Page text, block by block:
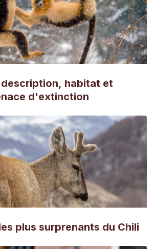
El lenguaje corporal de los gatos. 18 de
de:
el-lenguaje-corporal-de-
cola de tu gato dice sobre él. 3 de julio
de: https://www.hillspet.es/cat-
cat-tail-language
habitat et
d'extinction
plus surprenants du Chili